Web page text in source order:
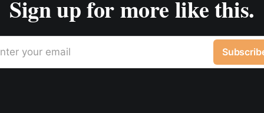
Sign up for more like this.
your email